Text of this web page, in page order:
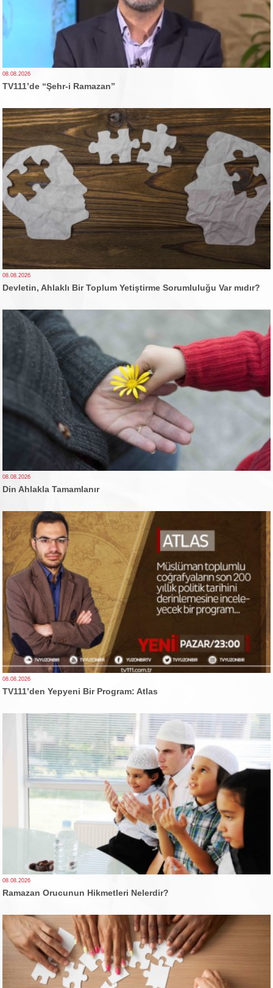
08.08.2026
TV111’de “Şehr-i Ramazan”
08.08.2026
Devletin, Ahlaklı Bir Toplum Yetiştirme Sorumluluğu Var mıdır?
08.08.2026
Din Ahlakla Tamamlanır
08.08.2026
TV111’den Yepyeni Bir Program: Atlas
08.08.2026
Ramazan Orucunun Hikmetleri Nelerdir?